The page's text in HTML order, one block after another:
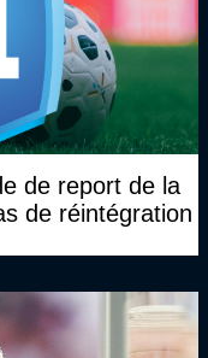
de report de la
de réintégration